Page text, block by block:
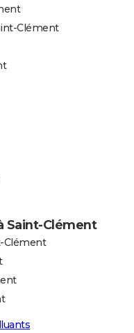
Clément
Saint-Clément
Clément